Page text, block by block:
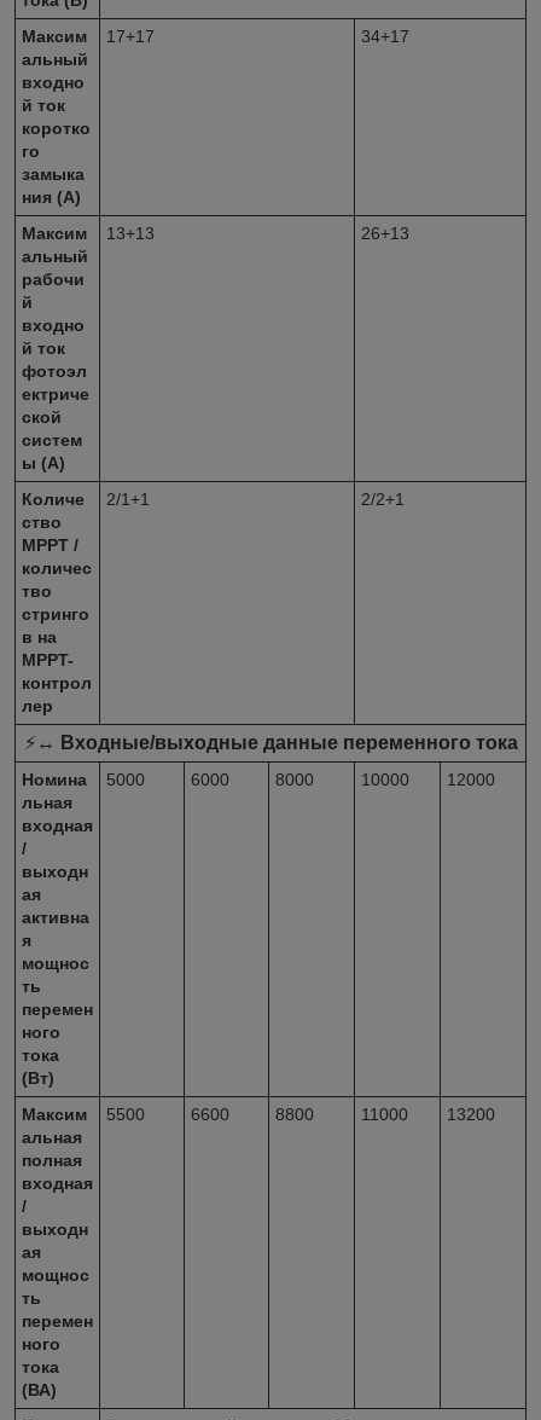
Максим
альный
входно
й ток
коротко
го
замыка
ния (А)
17+17 34+17
Максим
альный
рабочи
й
входно
й ток
фотоэл
ектриче
ской
систем
ы (А)
13+13 26+13
Количе
ство
MPPT /
количес
тво
стринго
в на
MPPT-
контрол
лер
2/1+1 2/2+1
⚡↔️ Входные/выходные данные переменного тока
Номина
льная
входная
/
выходн
ая
активна
я
мощнос
ть
перемен
ного
тока
(Вт)
5000 6000 8000 10000 12000
Максим
альная
полная
входная
/
выходн
ая
мощнос
ть
перемен
ного
тока
(ВА)
5500 6600 8800 11000 13200